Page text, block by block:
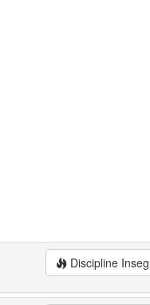
Discipline